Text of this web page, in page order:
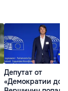
Депутат от
«Демократии